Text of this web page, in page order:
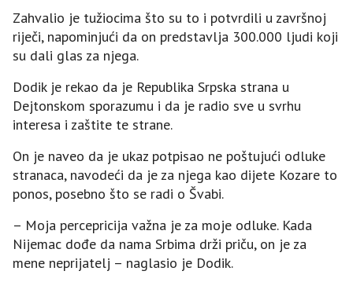
Zahvalio je tužiocima što su to i potvrdili u završnoj
riječi, napominjući da on predstavlja 300.000 ljudi koji
su dali glas za njega.
Dodik je rekao da je Republika Srpska strana u
Dejtonskom sporazumu i da je radio sve u svrhu
interesa i zaštite te strane.
On je naveo da je ukaz potpisao ne poštujući odluke
stranaca, navodeći da je za njega kao dijete Kozare to
ponos, posebno što se radi o Švabi.
– Moja percepricija važna je za moje odluke. Kada
Nijemac dođe da nama Srbima drži priču, on je za
mene neprijatelj – naglasio je Dodik.